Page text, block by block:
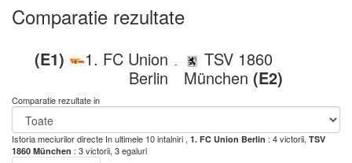
Comparatie rezultate
(E1)
1. FC Union
Berlin
-
TSV 1860
München (E2)
Comparatie rezultate in
Istoria meciurilor directe In ultimele 10 intalniri , 1. FC Union Berlin : 4 victorii, TSV
1860 München : 3 victorii, 3 egaluri